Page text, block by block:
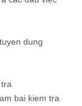
dung
bai kiem tra